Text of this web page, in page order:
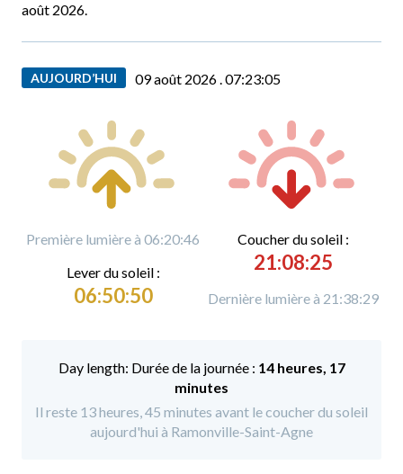
août 2026.
AUJOURD’HUI 09 août 2026 .07:23:06
Première lumière à 06:20:46
Lever du soleil :
06:50:50
Coucher du soleil :
21:08:25
Dernière lumière à 21:38:29
Durée de la journée : 14 heures, 17
minutes
Il reste 13 heures, 45 minutes avant le coucher du soleil
aujourd'hui à Ramonville-Saint-Agne